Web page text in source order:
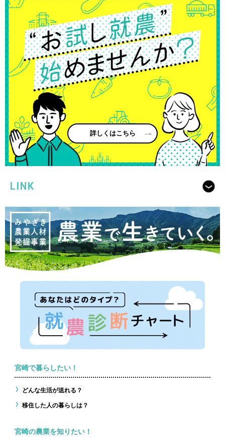
詳しくはこちら
LINK
宮崎で暮らしたい！
どんな生活が送れる？
移住した人の暮らしは？
宮崎の農業を知りたい！